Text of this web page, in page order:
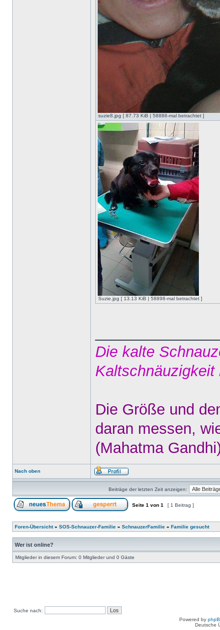
suzie8.jpg [ 87.73 KiB | 58886-mal betrachtet ]
Suzie.jpg [ 13.13 KiB | 58898-mal betrachtet ]
Die kalte
Die Größe und
daran messen,
(Mahatma
Nach oben
Beiträge der letzten Zeit anzeigen:
Seite 1 von 1 [ 1 Beitrag ]
Foren-Übersicht» SOS-Schnauzer-Familie » SchnauzerFamilie » Familie gesucht
Wer ist online?
Mitglieder in diesem Forum: 0 Mitglieder und 0 Gäste
Suche nach:
Powered by
Deutsche